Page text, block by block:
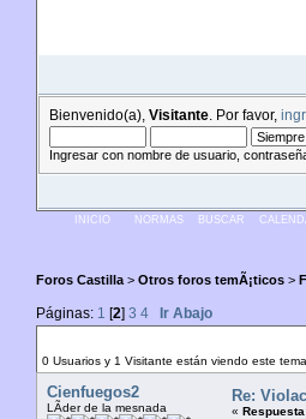
Bienvenido(a), Visitante . Por favor,
Ingresar con nombre de usuario,
INICIO NORMAS BUSCAR
Foros Castilla > Otros foros temÃ¡ticos >
Páginas: 1 [2] 3 4
Ir Abajo
0 Usuarios y 1 Visitante están viendo este tema.
Cienfuegos2
LÃ­der de la mesnada
Re:
«